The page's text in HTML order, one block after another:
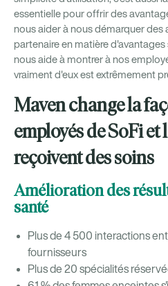
essentielle pour offrir des
nous aider à nous démarquer des
partenaire en matière
nous aide à montrer à nos
vraiment d'eux est extrêmement
Maven change la
employés de SoFi
reçoivent des soins
Amélioration des
santé
Plus de 4 500 interactions
fournisseurs
Plus de 20 spécialités